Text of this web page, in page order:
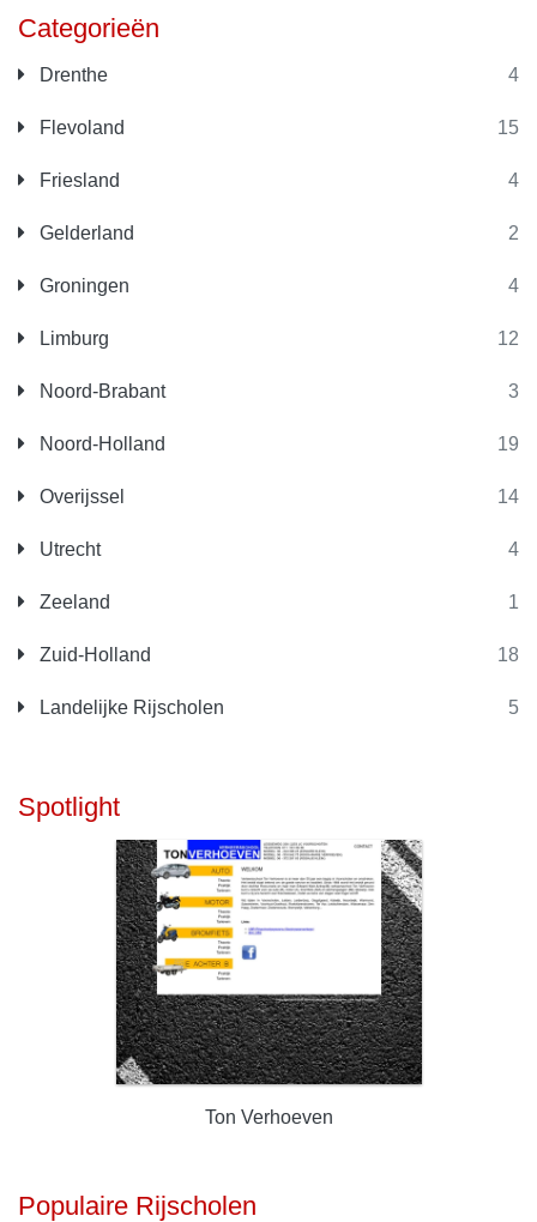
Categorieën
Drenthe 4
Flevoland 15
Friesland 4
Gelderland 2
Groningen 4
Limburg 12
Noord-Brabant 3
Noord-Holland 19
Overijssel 14
Utrecht 4
Zeeland 1
Zuid-Holland 18
Landelijke Rijscholen 5
Spotlight
Ton Verhoeven
Populaire Rijscholen